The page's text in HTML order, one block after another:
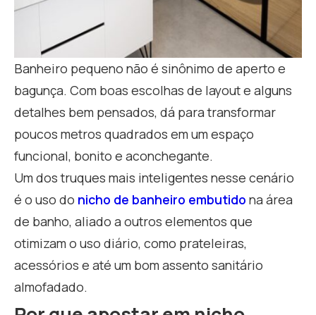
Banheiro pequeno não é sinônimo de aperto e
bagunça. Com boas escolhas de layout e alguns
detalhes bem pensados, dá para transformar
poucos metros quadrados em um espaço
funcional, bonito e aconchegante.
Um dos truques mais inteligentes nesse cenário
é o uso do nicho de banheiro embutido na área
de banho, aliado a outros elementos que
otimizam o uso diário, como prateleiras,
acessórios e até um bom assento sanitário
almofadado.